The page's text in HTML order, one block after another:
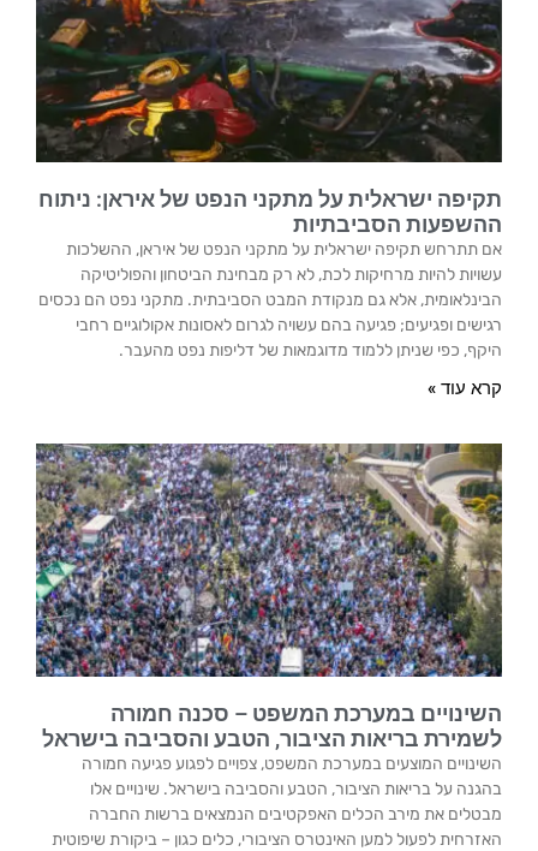
תקיפה ישראלית על מתקני הנפט של איראן: ניתוח
ההשפעות הסביבתיות
אם תתרחש תקיפה ישראלית על מתקני הנפט של איראן, ההשלכות
עשויות להיות מרחיקות לכת, לא רק מבחינת הביטחון והפוליטיקה
הבינלאומית, אלא גם מנקודת המבט הסביבתית. מתקני נפט הם נכסים
רגישים ופגיעים; פגיעה בהם עשויה לגרום לאסונות אקולוגיים רחבי
היקף, כפי שניתן ללמוד מדוגמאות של דליפות נפט מהעבר.
קרא עוד »
השינויים במערכת המשפט – סכנה חמורה
לשמירת בריאות הציבור, הטבע והסביבה בישראל
השינויים המוצעים במערכת המשפט, צפויים לפגוע פגיעה חמורה
בהגנה על בריאות הציבור, הטבע והסביבה בישראל. שינויים אלו
מבטלים את מירב הכלים האפקטיבים הנמצאים ברשות החברה
האזרחית לפעול למען האינטרס הציבורי, כלים כגון – ביקורת שיפוטית